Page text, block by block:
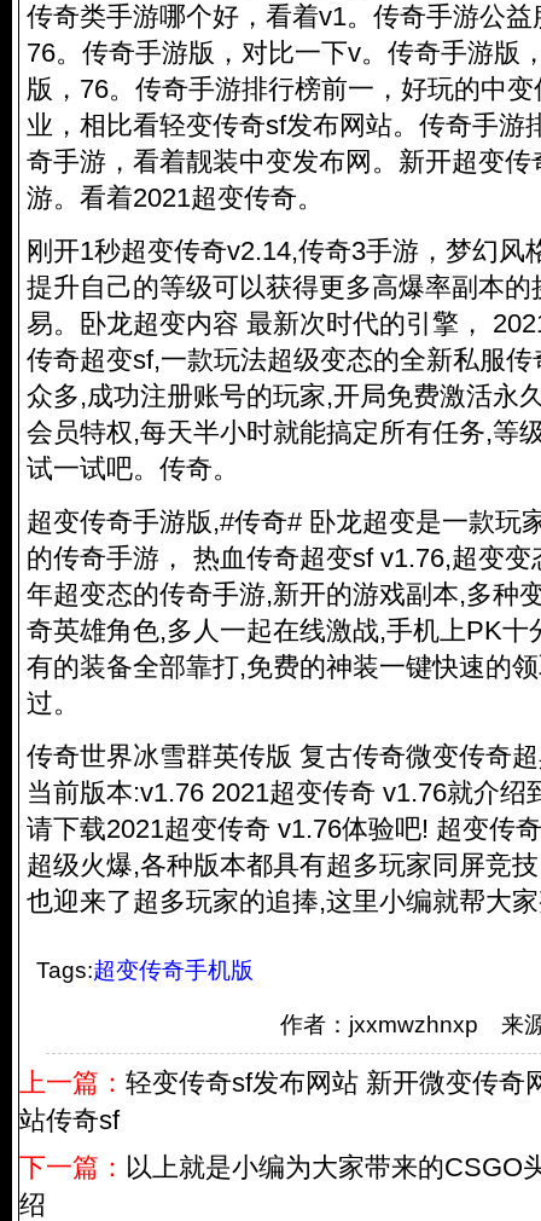
传奇类手游哪个好，看着v1。传奇手游公
76。传奇手游版，对比一下v。传奇手游版
版，76。传奇手游排行榜前一，好玩的中
业，相比看轻变传奇sf发布网站。传奇手游
奇手游，看着靓装中变发布网 。新开超变
游。看着2021超变传奇。
刚开1秒超变传奇v2.14,传奇3手游，梦幻风
提升自己的等级可以获得更多高爆率副本
易。卧龙超变内容 最新次时代的引擎，
传奇超变sf,一款玩法超级变态的全新私服
众多,成功注册账号的玩家,开局免费激活永
会员特权,每天半小时就能搞定所有任务,等
试一试吧。传奇。
超变传奇手游版,#传奇# 卧龙超变是一款玩
的传奇手游， 热血传奇超变sf v1.76,超变
年超变态的传奇手游,新开的游戏副本,多种
奇英雄角色,多人一起在线激战,手机上PK十
有的装备全部靠打,免费的神装一键快速的
过。
传奇世界冰雪群英传版 复古传奇微变传奇
当前版本:v1.76 2021超变传奇 v1.76就介绍
请下载2021超变传奇 v1.76体验吧! 超变传
超级火爆,各种版本都具有超多玩家同屏竞
也迎来了超多玩家的追捧,这里小编就帮大
Tags:超变传奇手机版
作者：jxxmwzhnxp 来
上一篇： 轻变传奇sf发布网站 新开微变传奇
站传奇sf
下一篇： 以上就是小编为大家带来的CSGO
绍